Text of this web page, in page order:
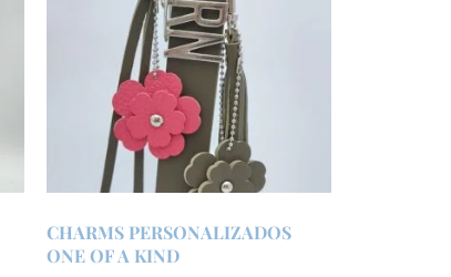
CHARMS PERSONALIZADOS
ONE OF A KIND